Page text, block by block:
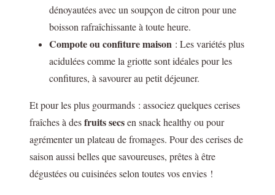
dénoyautées avec un soupçon de citron pour une
boisson rafraîchissante à toute heure.
Compote ou confiture maison : Les variétés plus
acidulées comme la griotte sont idéales pour les
confitures, à savourer au petit déjeuner.
Et pour les plus gourmands : associez quelques cerises
fraîches à desfruits secsen snack healthy ou pour
agrémenter un plateau de fromages. Pour des cerises de
saison aussi belles que savoureuses, prêtes à être
dégustées ou cuisinées selon toutes vos envies !